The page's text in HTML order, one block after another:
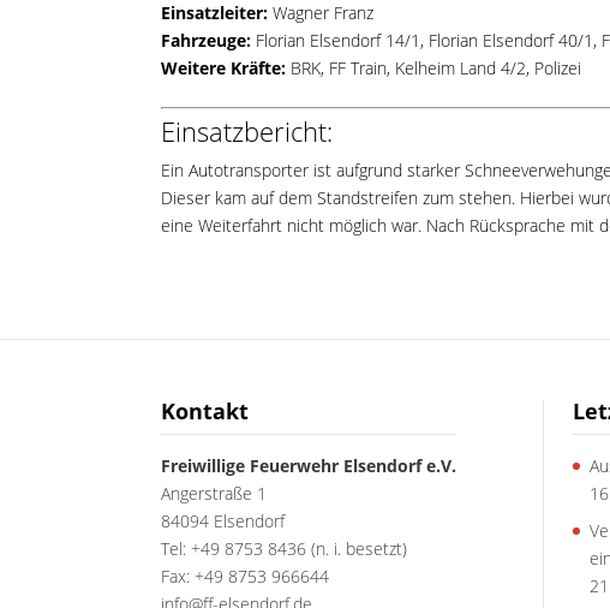
Einsatzleiter: Wagner Franz
Fahrzeuge: Florian Elsendorf 14/1 , Florian Elsendorf 40/1 ,
Weitere Kräfte: BRK, FF Train, Kelheim Land 4/2, Polizei
Einsatzbericht:
Ein Autotransporter ist aufgrund starker
Dieser kam auf dem Standstreifen zum stehen. Hierbei
eine Weiterfahrt nicht möglich war. Nach Rücksprache mit
Kontakt
Freiwillige Feuerwehr Elsendorf e.V.
Angerstraße 1
84094 Elsendorf
Tel: +49 8753 8436 (n. i. besetzt)
Fax: +49 8753 966644